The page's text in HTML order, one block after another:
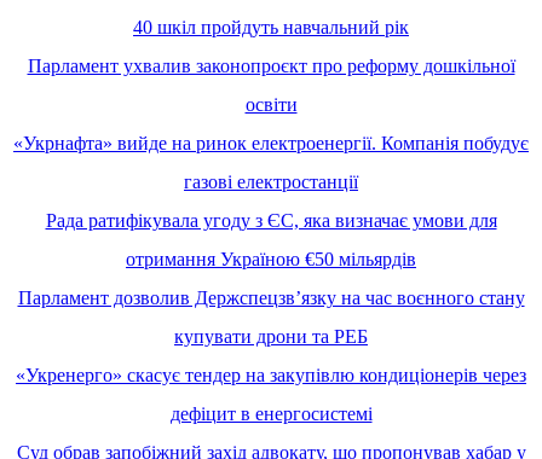
40 шкіл пройдуть навчальний рік
Парламент ухвалив законопроєкт про реформу дошкільної
освіти
«Укрнафта» вийде на ринок електроенергії. Компанія побудує
газові електростанції
Рада ратифікувала угоду з ЄС, яка визначає умови для
отримання Україною €50 мільярдів
Парламент дозволив Держспецзв’язку на час воєнного стану
купувати дрони та РЕБ
«Укренерго» скасує тендер на закупівлю кондиціонерів через
дефіцит в енергосистемі
Суд обрав запобіжний захід адвокату, що пропонував хабар у